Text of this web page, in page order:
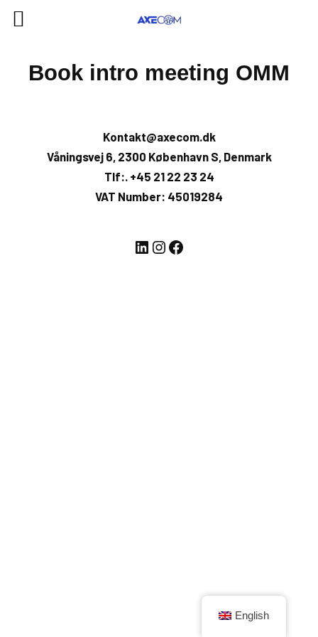
Book intro meeting OMM
Kontakt@axecom.dk
Våningsvej 6, 2300 København S, Denmark
Tlf:. +45 21 22 23 24
VAT Number: 45019284
LinkedIn Instagram Facebook
English